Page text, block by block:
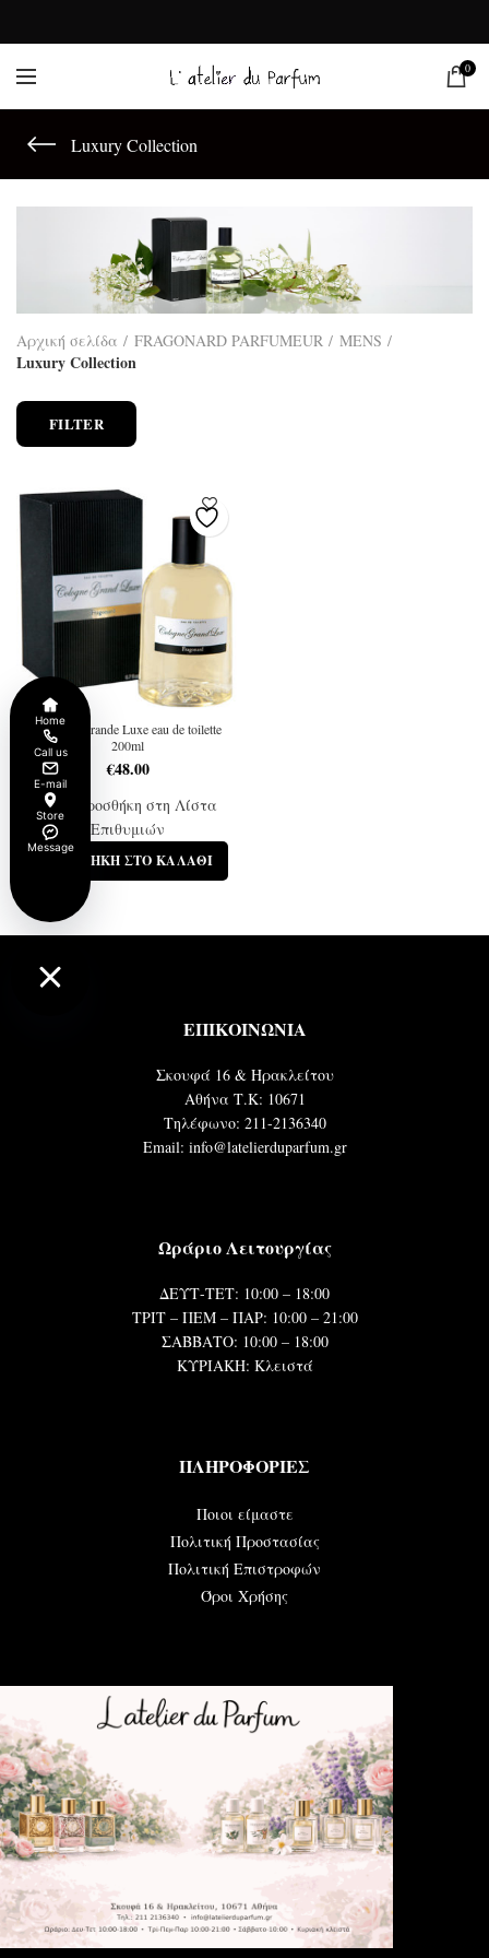
0
Luxury Collection
Αρχική σελίδα FRAGONARD PARFUMEUR MENS
Luxury Collection
FILTER
Cologne Grande Luxe eau de toilette
200ml
€48.00
Προσθήκη στη Λίστα
Επιθυμιών
ΠΡΟΣΘΉΚΗ ΣΤΟ ΚΑΛΆΘΙ
ΕΠΙΚΟΙΝΩΝΙΑ
Σκουφά 16 & Ηρακλείτου
Αθήνα Τ.Κ: 10671
Τηλέφωνο: 211-2136340
Email: info@latelierduparfum.gr
Ωράριο Λειτουργίας
ΔΕΥΤ-ΤΕΤ: 10:00 – 18:00
ΤΡΙΤ – ΠΕΜ – ΠΑΡ: 10:00 – 21:00
ΣΑΒΒΑΤΟ: 10:00 – 18:00
ΚΥΡΙΑΚΗ: Κλειστά
ΠΛΗΡΟΦΟΡΙΕΣ
Ποιοι είμαστε
Πολιτική Προστασίας
Πολιτική Επιστροφών
Όροι Χρήσης
Home
Call us
E-mail
Store
Message